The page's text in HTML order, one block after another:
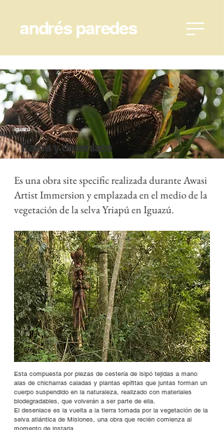
andrés paredes
iguazú
Trama y desenlace
Es una obra site specific realizada durante Awasi
Artist Immersion y emplazada en el medio de la
vegetación de la selva Yriapú en Iguazú.
Esta compuesta por piezas de cestería de isipó tejidas a mano
alas de chicharras caladas y plantas epífitas que juntas forman un
cuerpo suspendido en la naturaleza, realizado con materiales
biodegradables, que volverán a ser parte de ella.
El desenlace es la vuelta a la tierra tomada por la vegetación de la
selva atlántica de Misiones, una obra que recién comienza al